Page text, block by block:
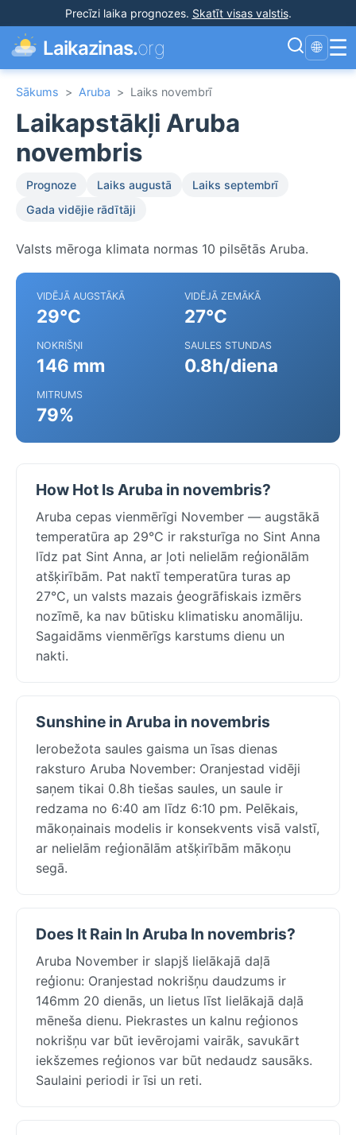
Precīzi laika prognozes. Skatīt visas valstis.
Laikazinas.org 🌐 ☰
Sākums > Aruba > Laiks novembrī
Laikapstākļi Aruba
novembris
Prognoze Laiks augustā
Laiks septembrī
Gada vidējie rādītāji
Valsts mēroga klimata normas 10 pilsētās Aruba.
VIDĒJĀ AUGSTĀKĀ
29°C
VIDĒJĀ ZEMĀKĀ
27°C
NOKRIŠŅI
146 mm
SAULES STUNDAS
0.8h/diena
MITRUMS
79%
How Hot Is Aruba in novembris?
Aruba cepas vienmērīgi November — augstākā
temperatūra ap 29°C ir raksturīga no Sint Anna
līdz pat Sint Anna, ar ļoti nelielām reģionālām
atšķirībām. Pat naktī temperatūra turas ap
27°C, un valsts mazais ģeogrāfiskais izmērs
nozīmē, ka nav būtisku klimatisku anomāliju.
Sagaidāms vienmērīgs karstums dienu un
nakti.
Sunshine in Aruba in novembris
Ierobežota saules gaisma un īsas dienas
raksturo Aruba November: Oranjestad vidēji
saņem tikai 0.8h tiešas saules, un saule ir
redzama no 6:40 am līdz 6:10 pm. Pelēkais,
mākoņainais modelis ir konsekvents visā valstī,
ar nelielām reģionālām atšķirībām mākoņu
segā.
Does It Rain In Aruba In novembris?
Aruba November ir slapjš lielākajā daļā
reģionu: Oranjestad nokrišņu daudzums ir
146mm 20 dienās, un lietus līst lielākajā daļā
mēneša dienu. Piekrastes un kalnu reģionos
nokrišņu var būt ievērojami vairāk, savukārt
iekšzemes reģionos var būt nedaudz sausāks.
Saulaini periodi ir īsi un reti.